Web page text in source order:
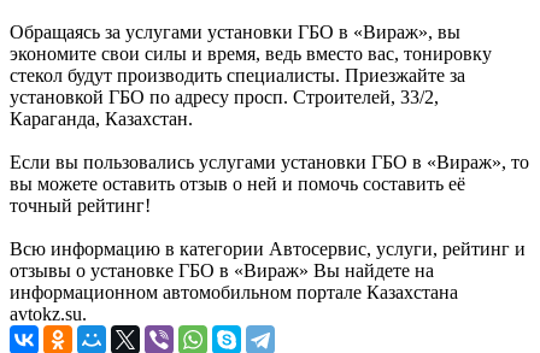
Обращаясь за услугами установки ГБО в «Вираж», вы
экономите свои силы и время, ведь вместо вас, тонировку
стекол будут производить специалисты. Приезжайте за
установкой ГБО по адресу просп. Строителей, 33/2,
Караганда, Казахстан.
Если вы пользовались услугами установки ГБО в «Вираж», то
вы можете оставить отзыв о ней и помочь составить её
точный рейтинг!
Всю информацию в категории Автосервис, услуги, рейтинг и
отзывы о установке ГБО в «Вираж» Вы найдете на
информационном автомобильном портале Казахстана
avtokz.su.